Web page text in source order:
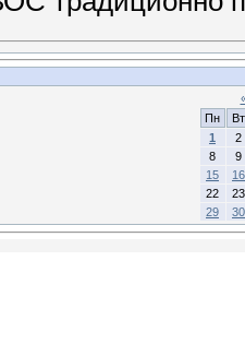
Пн
Вт
1
2
8
9
15
16
22
23
29
30